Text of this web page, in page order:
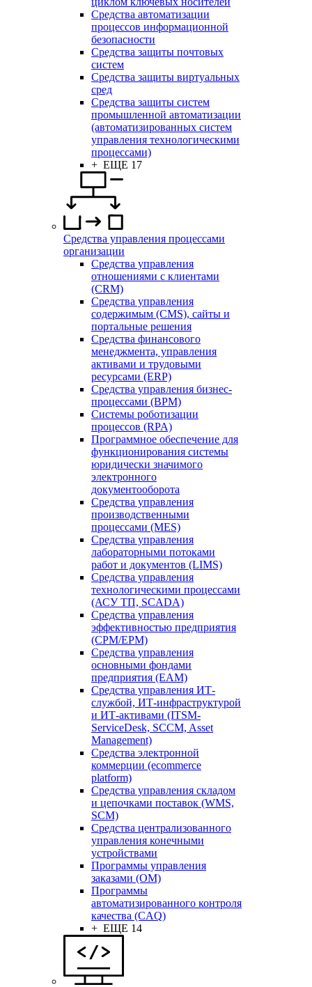
Средства автоматизации
процессов информационной
безопасности
Средства защиты почтовых
систем
Средства защиты виртуальных
сред
Средства защиты систем
промышленной автоматизации
(автоматизированных систем
управления технологическими
процессами)
+ ЕЩЕ 17
Средства управления процессами
организации
Средства управления
отношениями с клиентами
(CRM)
Средства управления
содержимым (CMS), сайты и
портальные решения
Средства финансового
менеджмента, управления
активами и трудовыми
ресурсами (ERP)
Средства управления бизнес-
процессами (BPM)
Системы роботизации
процессов (RPA)
Программное обеспечение для
функционирования системы
юридически значимого
электронного
документооборота
Средства управления
производственными
процессами (MES)
Средства управления
лабораторными потоками
работ и документов (LIMS)
Средства управления
технологическими процессами
(АСУ ТП, SCADA)
Средства управления
эффективностью предприятия
(CPM/EPM)
Средства управления
основными фондами
предприятия (EAM)
Средства управления ИТ-
службой, ИТ-инфраструктурой
и ИТ-активами (ITSM-
ServiceDesk, SCCM, Asset
Management)
Средства электронной
коммерции (ecommerce
platform)
Средства управления складом
и цепочками поставок (WMS,
SCM)
Средства централизованного
управления конечными
устройствами
Программы управления
заказами (OM)
Программы
автоматизированного контроля
качества (CAQ)
+ ЕЩЕ 14